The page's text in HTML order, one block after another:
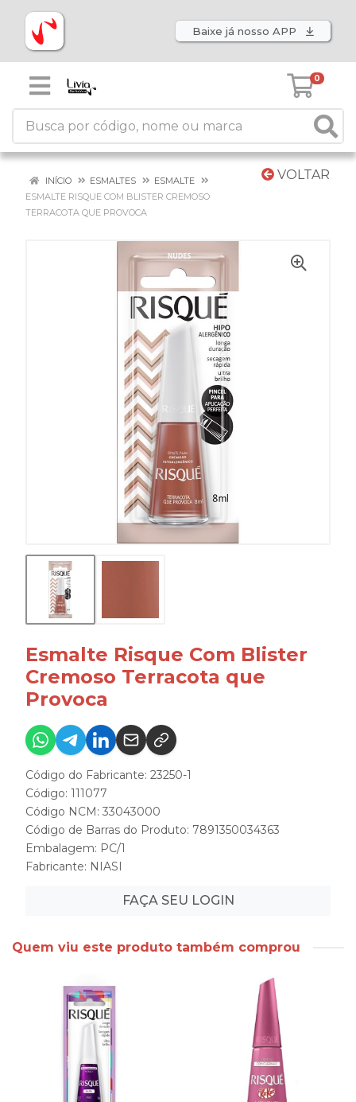
Baixe já nosso APP
0
VOLTAR
INÍCIO ESMALTES
ESMALTE
ESMALTE RISQUE COM BLISTER CREMOSO
TERRACOTA QUE PROVOCA
Esmalte Risque Com Blister
Cremoso Terracota que
Provoca
Código do Fabricante: 23250-1
Código: 111077
Código NCM: 33043000
Código de Barras do Produto: 7891350034363
Embalagem: PC/1
Fabricante: NIASI
FAÇA SEU LOGIN
Quem viu este produto também comprou